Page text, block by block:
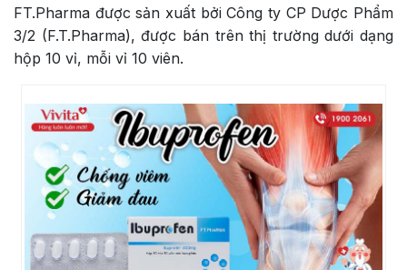
FT.Pharma được sản xuất bởi Công ty CP Dược Phẩm
3/2 (F.T.Pharma), được bán trên thị trường dưới dạng
hộp 10 vỉ, mỗi vỉ 10 viên.